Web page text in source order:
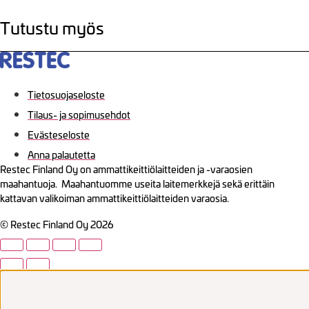
Tutustu myös
Tietosuojaseloste
Tilaus- ja sopimusehdot
Evästeseloste
Anna palautetta
Restec Finland Oy on ammattikeittiölaitteiden ja -varaosien
maahantuoja. Maahantuomme useita laitemerkkejä sekä erittäin
kattavan valikoiman ammattikeittiölaitteiden varaosia.
© Restec Finland Oy 2026